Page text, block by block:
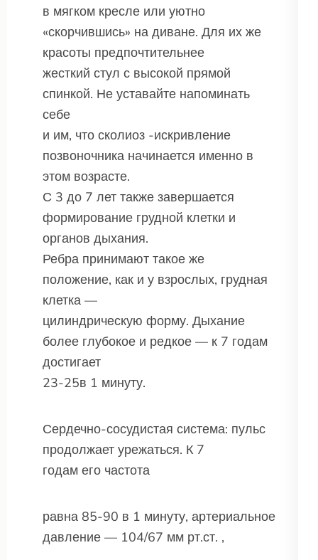
в мягком кресле или уютно
«скорчившись» на диване. Для их же
красоты предпочтительнее
жесткий стул с высокой прямой
спинкой. Не уставайте напоминать
себе
и им, что сколиоз -искривление
позвоночника начинается именно в
этом возрасте.
С 3 до 7 лет также завершается
формирование грудной клетки и
органов дыхания.
Ребра принимают такое же
положение, как и у взрослых, грудная
клетка —
цилиндрическую форму. Дыхание
более глубокое и редкое — к 7 годам
достигает
23-25в 1 минуту.
Сердечно-сосудистая система: пульс
продолжает урежаться. К 7
годам его частота
равна 85-90 в 1 минуту, артериальное
давление — 104/67 мм рт.ст. ,